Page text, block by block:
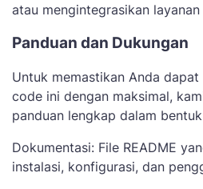
atau mengintegrasikan layanan
Panduan dan Dukungan
Untuk memastikan Anda
code ini dengan maksimal,
panduan lengkap dalam
Dokumentasi: File README
instalasi, konfigurasi, dan